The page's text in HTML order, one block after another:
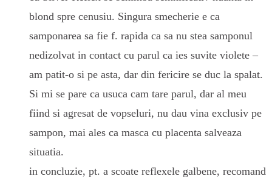
blond spre cenusiu. Singura smecherie e ca
samponarea sa fie f. rapida ca sa nu stea samponul
nedizolvat in contact cu parul ca ies suvite violete –
am patit-o si pe asta, dar din fericire se duc la spalat.
Si mi se pare ca usuca cam tare parul, dar al meu
fiind si agresat de vopseluri, nu dau vina exclusiv pe
sampon, mai ales ca masca cu placenta salveaza
situatia.
in concluzie, pt. a scoate reflexele galbene, recomand